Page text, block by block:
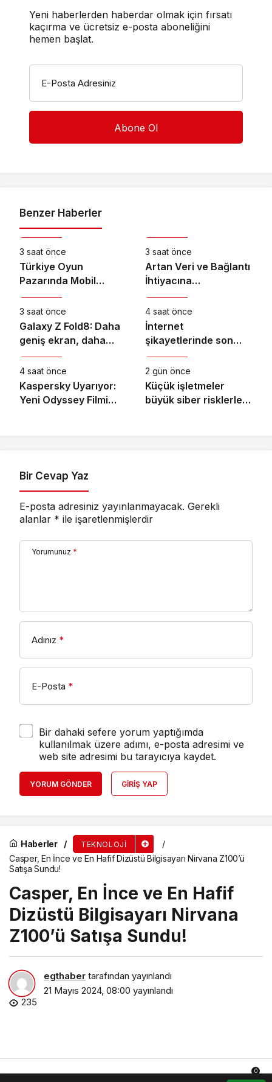
Yeni haberlerden haberdar olmak için fırsatı
kaçırma ve ücretsiz e-posta aboneliğini
hemen başlat.
E-Posta Adresiniz
Benzer Haberler
Teknoloji
3 saat önce
Türkiye Oyun
Pazarında Mobil
Hakimiyet %43’e
Ulaştı
3 saat önce
Artan Veri ve Bağlantı
İhtiyacına
Vodafone’dan Yeni
Anten Teknolojisi
3 saat önce
Galaxy Z Fold8: Daha
geniş ekran, daha
güçlü üretkenlik
4 saat önce
İnternet
şikayetlerinde son
dört yılın zirvesi: 78
bin 610 şikayet
4 saat önce
Kaspersky Uyarıyor:
Yeni Odyssey Filmi
2 gün önce
Küçük işletmeler
büyük siber risklerle
Bir Cevap Yaz
E-posta adresiniz yayınlanmayacak. Gerekli
alanlar * ile işaretlenmişlerdir
Yorumunuz *
Adınız *
E-Posta *
Bir dahaki sefere yorum yaptığımda
kullanılmak üzere adımı, e-posta adresimi ve
web site adresimi bu tarayıcıya kaydet.
YORUM GÖNDER GIRIŞ YAP
Haberler TEKNOLOJI
Casper, En İnce ve En Hafif Dizüstü Bilgisayarı Nirvana Z100’ü
Satışa Sundu!
Casper, En İnce ve En Hafif
Dizüstü Bilgisayarı Nirvana
Z100’ü Satışa Sundu!
egthaber tarafından yayınlandı
21 Mayıs 2024, 08:00 yayınlandı
235
0